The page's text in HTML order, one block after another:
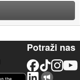
Potraži nas